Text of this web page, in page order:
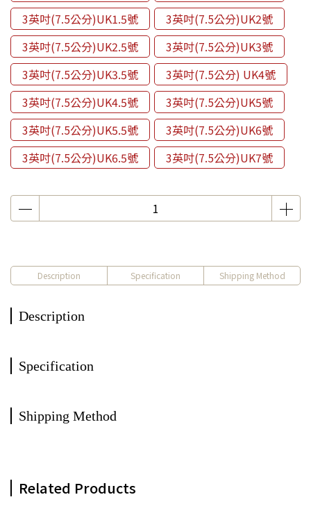
3英吋(7.5公分)UK1.5號
3英吋(7.5公分)UK2號
3英吋(7.5公分)UK2.5號
3英吋(7.5公分)UK3號
3英吋(7.5公分)UK3.5號
3英吋(7.5公分) UK4號
3英吋(7.5公分)UK4.5號
3英吋(7.5公分)UK5號
3英吋(7.5公分)UK5.5號
3英吋(7.5公分)UK6號
3英吋(7.5公分)UK6.5號
3英吋(7.5公分)UK7號
Description Specification Shipping Method
Description
Specification
Shipping Method
Related Products